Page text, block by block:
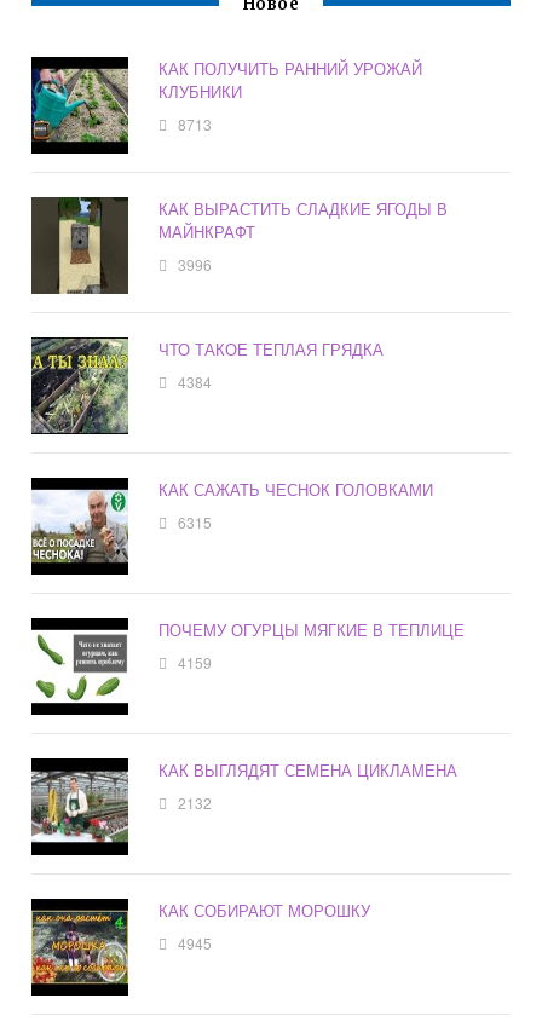
Новое
КАК ПОЛУЧИТЬ РАННИЙ УРОЖАЙ
КЛУБНИКИ
8713
КАК ВЫРАСТИТЬ СЛАДКИЕ ЯГОДЫ В
МАЙНКРАФТ
3996
ЧТО ТАКОЕ ТЕПЛАЯ ГРЯДКА
4384
КАК САЖАТЬ ЧЕСНОК ГОЛОВКАМИ
6315
ПОЧЕМУ ОГУРЦЫ МЯГКИЕ В ТЕПЛИЦЕ
4159
КАК ВЫГЛЯДЯТ СЕМЕНА ЦИКЛАМЕНА
2132
КАК СОБИРАЮТ МОРОШКУ
4945